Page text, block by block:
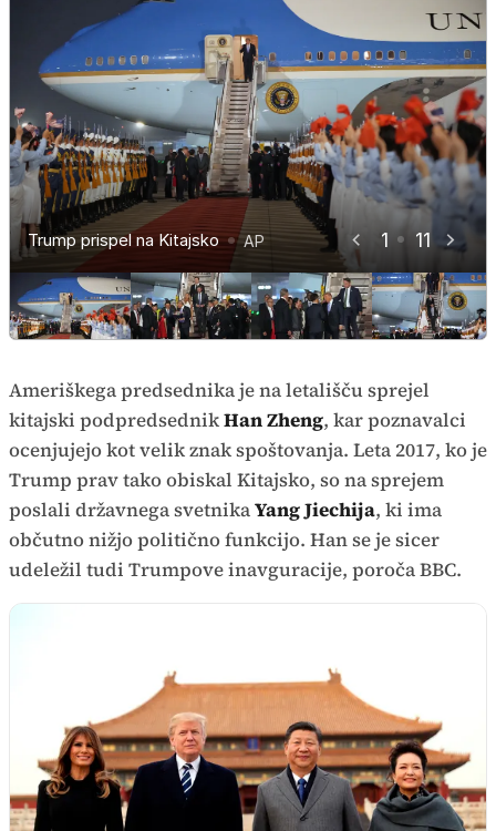
1 11
Trump prispel na Kitajsko AP
Trump prispel na Kitajsko AP
Trump prispel na Kitajsko AP
Trump prispel na Kitajsko AP
Trump prispel na Kitajsko AP
Trump prispel na Kitajsko AP
Trump prispel na Kitajsko AP
Trump prispel na Kitajsko AP
Trump prispel na Kitajsko AP
Trump prispel na Kitajsko AP
Trump prispel na Kitajsko AP
Ameriškega predsednika je na letališču sprejel
kitajski podpredsednikHan Zheng, kar poznavalci
ocenjujejo kot velik znak spoštovanja. Leta 2017, ko je
Trump prav tako obiskal Kitajsko, so na sprejem
poslali državnega svetnikaYang Jiechija, ki ima
občutno nižjo politično funkcijo. Han se je sicer
udeležil tudi Trumpove inavguracije, poroča BBC.